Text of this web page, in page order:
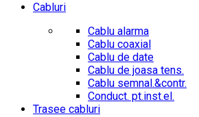
Cabluri
Cablu alarma
Cablu coaxial
Cablu de date
Cablu de joasa tens.
Cablu semnal.&contr.
Conduct. pt.inst.el.
Trasee cabluri